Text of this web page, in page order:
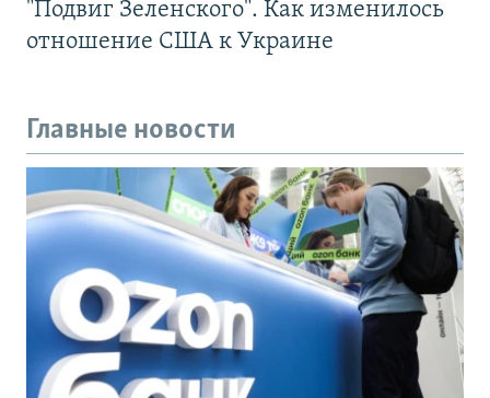
"Подвиг Зеленского". Как изменилось
отношение США к Украине
Главные новости